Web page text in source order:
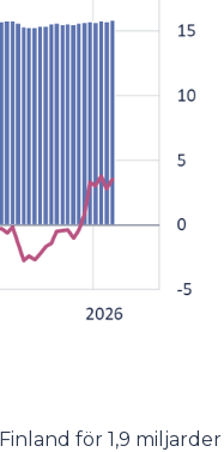
för 1,9 miljarder